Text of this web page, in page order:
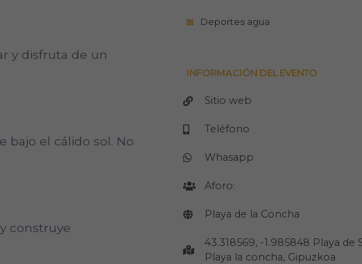
y disfruta de un
bajo el cálido sol. No
construye
Deportes agua
INFORMACIÓN DEL EVENTO
Sitio web
Teléfono
Whasapp
Aforo:
Playa de la Concha
43.318569, -1.985848 Playa de
Playa la concha, Gipuzkoa